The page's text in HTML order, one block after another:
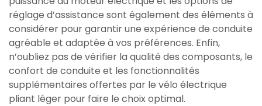
réglage d’assistance sont également des éléments à
considérer pour garantir une expérience de conduite
agréable et adaptée à vos préférences. Enfin,
n’oubliez pas de vérifier la qualité des composants, le
confort de conduite et les fonctionnalités
supplémentaires offertes par le vélo électrique
pliant léger pour faire le choix optimal.